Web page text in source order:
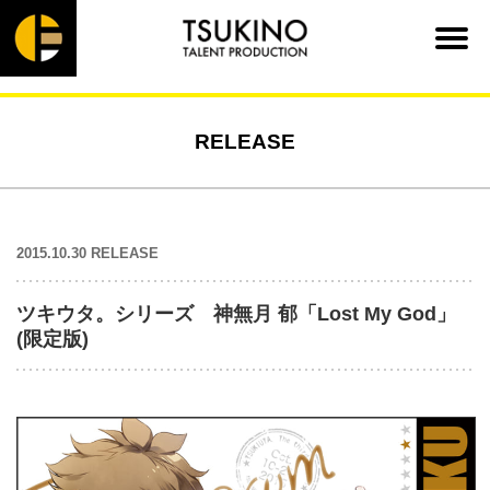
RELEASE
2015.10.30 RELEASE
ツキウタ。シリーズ 神無月 郁「Lost My God」
(限定版)